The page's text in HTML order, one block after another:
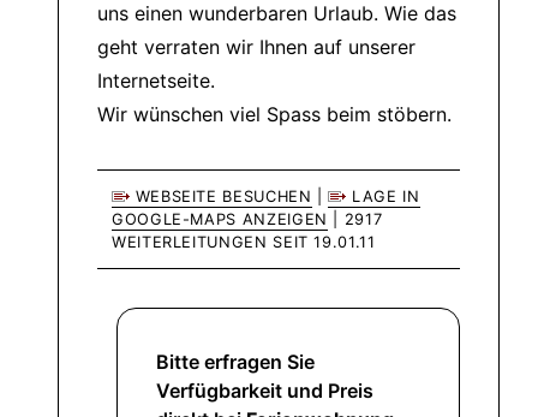
uns einen wunderbaren Urlaub. Wie das
geht verraten wir Ihnen auf unserer
Internetseite.
Wir wünschen viel Spass beim stöbern.
WEBSEITE BESUCHEN |
LAGE IN
GOOGLE-MAPS ANZEIGEN
| 2917
WEITERLEITUNGEN SEIT 19.01.11
Bitte erfragen Sie
Verfügbarkeit und Preis